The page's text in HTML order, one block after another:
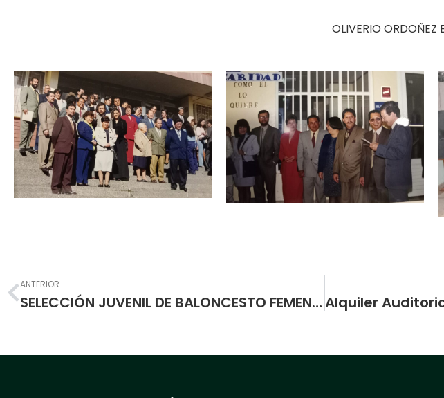
OLIVERIO ORDOÑEZ
Prev
ANTERIOR
SELECCIÓN JUVENIL DE BALONCESTO FEMENINO DE LA ESCUELA NORMAL SUPERIOR DE PASTO (NARIÑO) DISPUTARA EL CAMPEONATO NACIONAL INTERCOLEGIADO FRENTE A SANTANDER